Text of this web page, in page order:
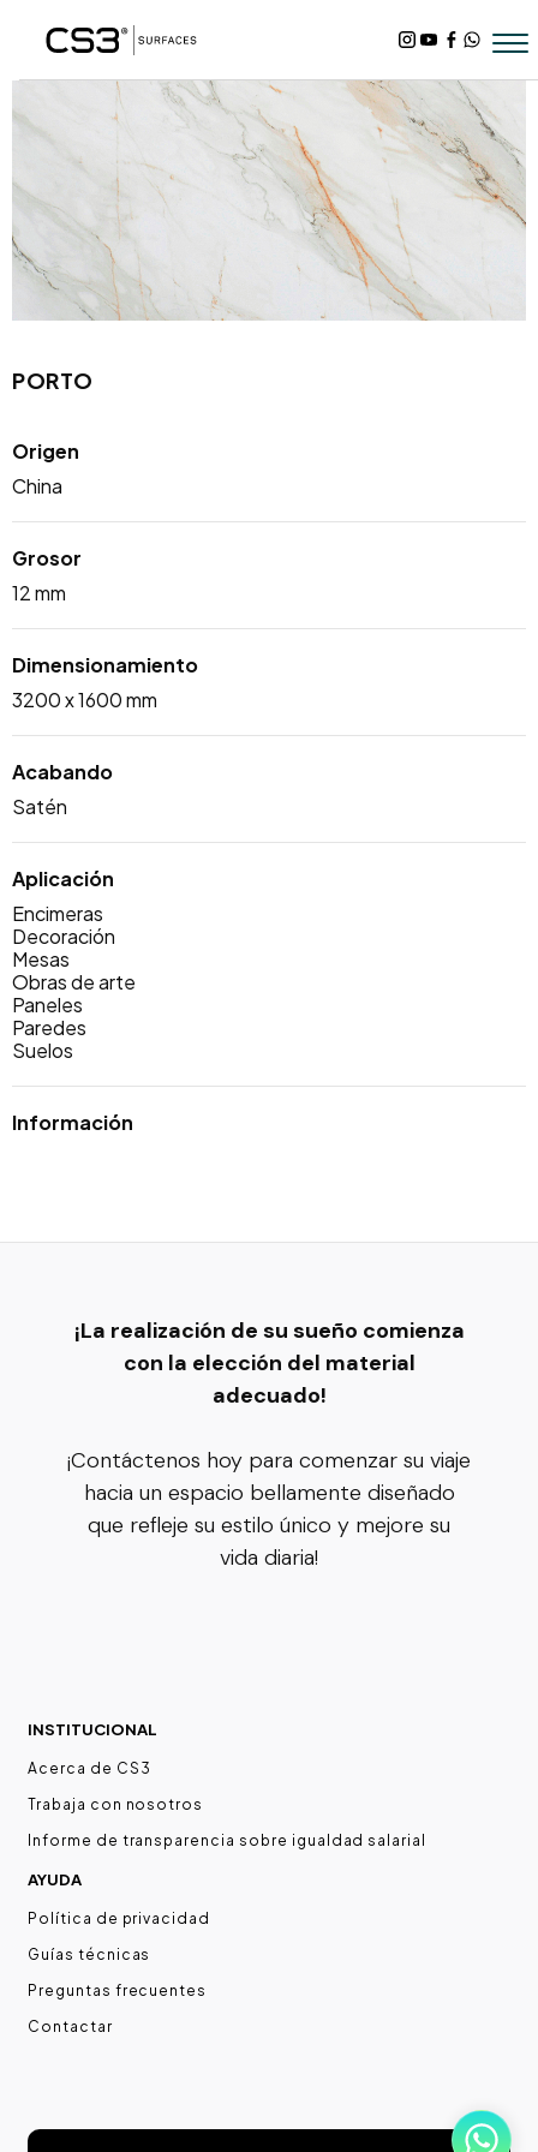
PORTO
Origen
China
Grosor
12 mm
Dimensionamiento
3200 x 1600 mm
Acabando
Satén
Aplicación
Encimeras
Decoración
Mesas
Obras de arte
Paneles
Paredes
Suelos
Información
¡La realización de su sueño comienza
con la elección del material
adecuado!
¡Contáctenos hoy para comenzar su viaje
hacia un espacio bellamente diseñado
que refleje su estilo único y mejore su
vida diaria!
INSTITUCIONAL
Acerca de CS3
Trabaja con nosotros
Informe de transparencia sobre igualdad salarial
AYUDA
Política de privacidad
Guías técnicas
Preguntas frecuentes
Contactar